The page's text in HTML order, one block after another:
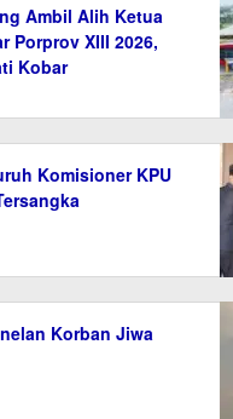
Ambil Alih Ketua
Porprov XIII 2026,
Kobar
Komisioner KPU
Korban Jiwa